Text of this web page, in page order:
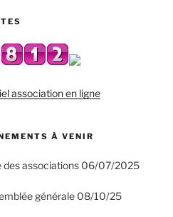
association en ligne
À VENIR
des associations 06/07/2025
générale 08/10/25